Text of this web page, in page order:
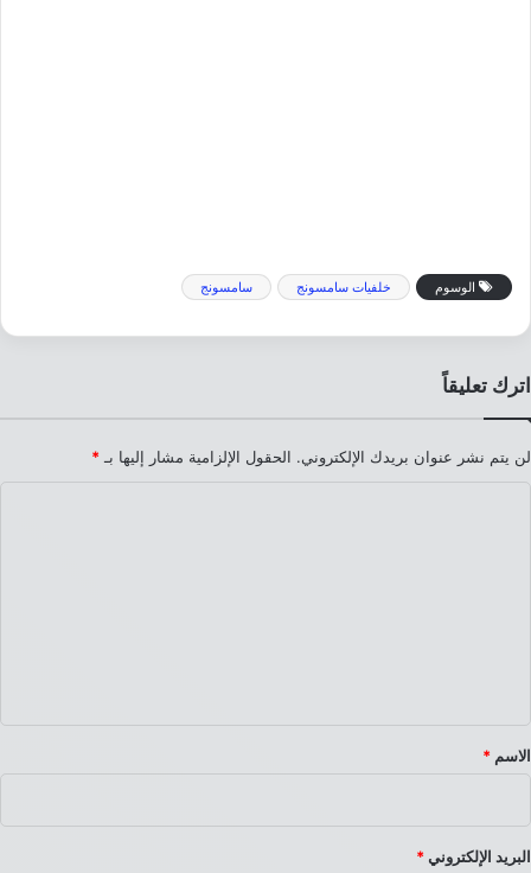
الوسوم خلفيات سامسونج سامسونج
اترك تعليقاً
لن يتم نشر عنوان بريدك الإلكتروني. الحقول الإلزامية مشار إليها بـ *
*
الاسم *
البريد الإلكتروني *